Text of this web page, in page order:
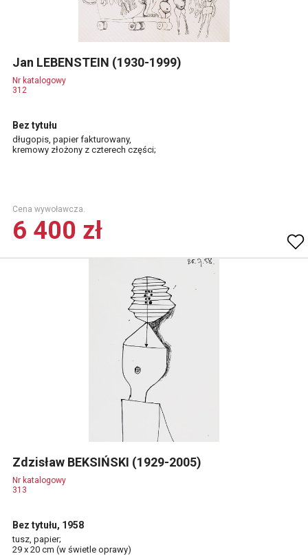
Jan LEBENSTEIN (1930-1999)
Nr katalogowy
312
Bez tytułu
długopis, papier fakturowany,
kremowy złożony z czterech części;
Cena wywoławcza.
6 400 zł
Zdzisław BEKSIŃSKI (1929-2005)
Nr katalogowy
313
Bez tytułu, 1958
tusz, papier;
29 x 20 cm (w świetle oprawy)